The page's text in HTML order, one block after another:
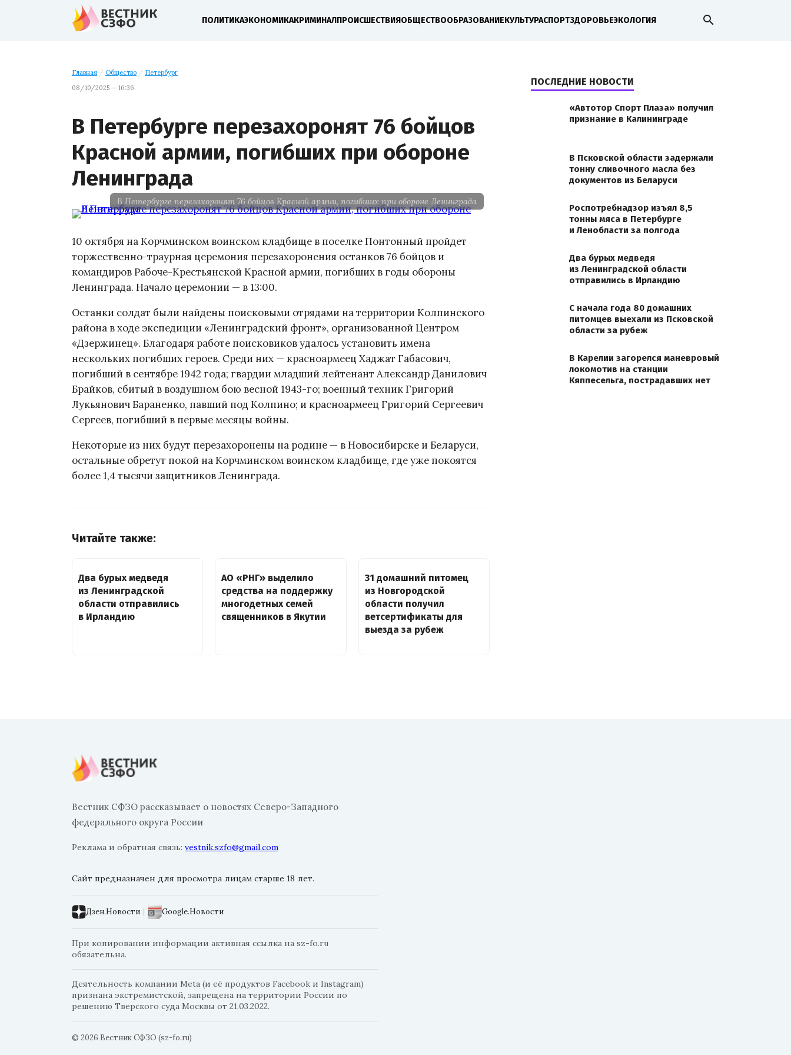
ПОЛИТИКАЭКОНОМИКАКРИМИНАЛПРОИСШЕСТВИЯОБЩЕСТВООБРАЗОВАНИЕКУЛЬТУРАСПОРТЗДОРОВЬЕЭКОЛОГИЯ search
Главная / Общество / Петербург
08/10/2025 — 16:36
В Петербурге перезахоронят 76 бойцов
Красной армии, погибших при обороне
Ленинграда
В Петербурге перезахоронят 76 бойцов Красной армии, погибших при обороне Ленинграда
10 октября на Корчминском воинском кладбище в поселке Понтонный пройдет
торжественно-траурная церемония перезахоронения останков 76 бойцов и
командиров Рабоче-Крестьянской Красной армии, погибших в годы обороны
Ленинграда. Начало церемонии — в 13:00.
Останки солдат были найдены поисковыми отрядами на территории Колпинского
района в ходе экспедиции «Ленинградский фронт», организованной Центром
«Дзержинец». Благодаря работе поисковиков удалось установить имена
нескольких погибших героев. Среди них — красноармеец Хаджат Габасович,
погибший в сентябре 1942 года; гвардии младший лейтенант Александр Данилович
Брайков, сбитый в воздушном бою весной 1943-го; военный техник Григорий
Лукьянович Бараненко, павший под Колпино; и красноармеец Григорий Сергеевич
Сергеев, погибший в первые месяцы войны.
Некоторые из них будут перезахоронены на родине — в Новосибирске и Беларуси,
остальные обретут покой на Корчминском воинском кладбище, где уже покоятся
более 1,4 тысячи защитников Ленинграда.
Читайте также:
Два бурых медведя
из Ленинградской
области отправились
в Ирландию
АО «РНГ» выделило
средства на поддержку
многодетных семей
священников в Якутии
31 домашний питомец
из Новгородской
области получил
ветсертификаты для
выезда за рубеж
ПОСЛЕДНИЕ НОВОСТИ
«Автотор Спорт Плаза» получил
признание в Калининграде
В Псковской области задержали
тонну сливочного масла без
документов из Беларуси
Роспотребнадзор изъял 8,5
тонны мяса в Петербурге
и Ленобласти за полгода
Два бурых медведя
из Ленинградской области
отправились в Ирландию
С начала года 80 домашних
питомцев выехали из Псковской
области за рубеж
В Карелии загорелся маневровый
локомотив на станции
Кяппесельга, пострадавших нет
Вестник СФЗО рассказывает о новостях Северо-Западного
федерального округа России
Реклама и обратная связь: vestnik.szfo@gmail.com
Сайт предназначен для просмотра лицам старше 18 лет.
Дзен.Новости | Google.Новости
При копировании информации активная ссылка на sz-fo.ru
обязательна.
Деятельность компании Meta (и её продуктов Facebook и Instagram)
признана экстремистской, запрещена на территории России по
решению Тверского суда Москвы от 21.03.2022.
© 2026 Вестник СФЗО (sz-fo.ru)